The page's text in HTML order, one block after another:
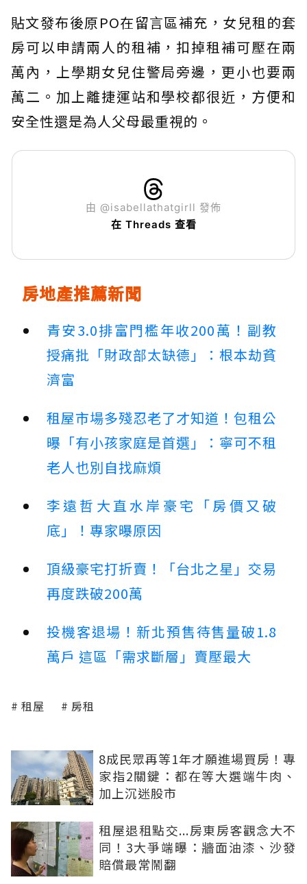
貼文發布後原PO在留言區補充，女兒租的套
房可以申請兩人的租補，扣掉租補可壓在兩
萬內，上學期女兒住警局旁邊，更小也要兩
萬二。加上離捷運站和學校都很近，方便和
安全性還是為人父母最重視的。
由 @isabellathatgirll 發佈
在 Threads 查看
房地產推薦新聞
青安3.0排富門檻年收200萬！副教
授痛批「財政部太缺德」：根本劫貧
濟富
租屋市場多殘忍老了才知道！包租公
曝「有小孩家庭是首選」：寧可不租
老人也別自找麻煩
李遠哲大直水岸豪宅「房價又破
底」！專家曝原因
頂級豪宅打折賣！「台北之星」交易
再度跌破200萬
投機客退場！新北預售待售量破1.8
萬戶 這區「需求斷層」賣壓最大
租屋 房租
8成民眾再等1年才願進場買房！專
家指2關鍵：都在等大選端牛肉、
加上沉迷股市
租屋退租點交...房東房客觀念大不
同！3大爭端曝：牆面油漆、沙發
賠償最常鬧翻